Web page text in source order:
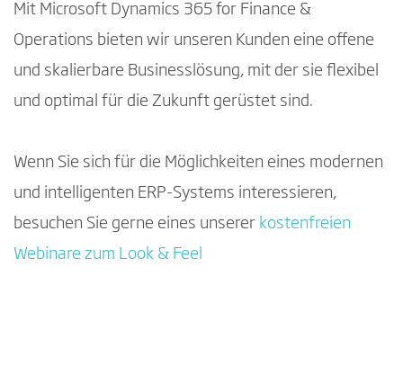
Mit Microsoft Dynamics 365 for Finance &
Operations bieten wir unseren Kunden eine offene
und skalierbare Businesslösung, mit der sie flexibel
und optimal für die Zukunft gerüstet sind.
Wenn Sie sich für die Möglichkeiten eines modernen
und intelligenten ERP-Systems interessieren,
besuchen Sie gerne eines unserer kostenfreien
Webinare zum Look & Feel